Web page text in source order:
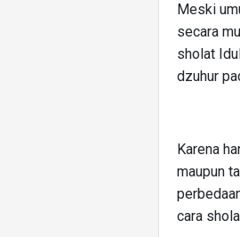
Meski
secara
sholat
dzuhur
Karena
maupun
cara